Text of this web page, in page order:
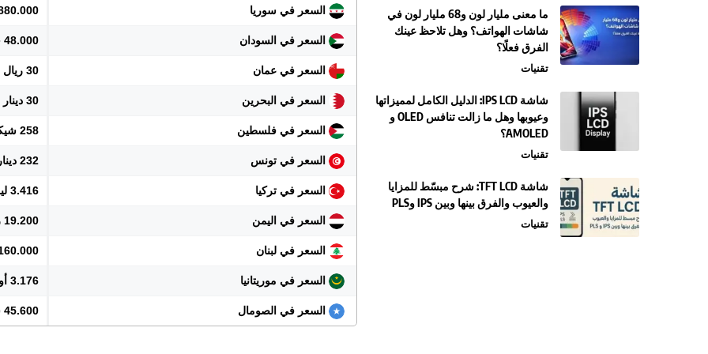
السعر في سوريا 880.000
السعر في السودان 48.000 جنيه
السعر في عمان 30 ريال
السعر في البحرين 30 دينار
السعر في فلسطين 258 شيكل
السعر في تونس 232 دينار
السعر في تركيا 3.416 ليرة
السعر في اليمن 19.200 ريال
السعر في لبنان 7.160.000
السعر في موريتانيا 3.176 أوقية
السعر في الصومال 45.600 شلن
ما معنى مليار لون و68 مليار لون في
شاشات الهواتف؟ وهل تلاحظ عينك
الفرق فعلًا؟
تقنيات
شاشة IPS LCD: الدليل الكامل لمميزاتها
وعيوبها وهل ما زالت تنافس OLED و
AMOLED؟
تقنيات
شاشة TFT LCD: شرح مبسّط للمزايا
والعيوب والفرق بينها وبين IPS وPLS
تقنيات